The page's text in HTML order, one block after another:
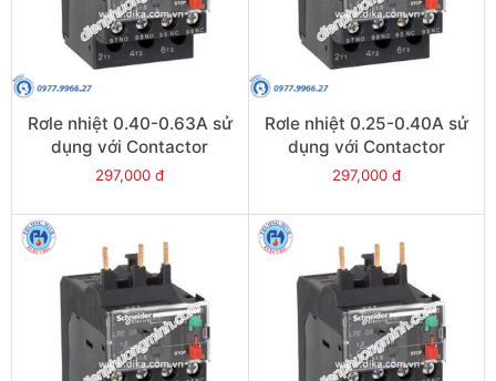
Rơle nhiệt 0.40-0.63A sử
dụng với Contactor
LC1E06-E38 - Model
297,000 đ
Rơle nhiệt 0.25-0.40A sử
dụng với Contactor
LC1E06-E38 - Model
297,000 đ